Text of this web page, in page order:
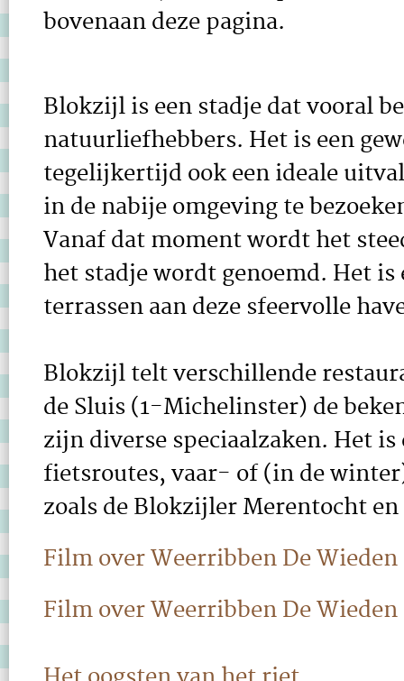
bovenaan deze pagina.
Blokzijl is een stadje dat vooral
natuurliefhebbers. Het is een
tegelijkertijd ook een ideale
in de nabije omgeving te
Vanaf dat moment wordt het
het stadje wordt genoemd. Het is
terrassen aan deze sfeervolle
Blokzijl telt verschillende
de Sluis (1-Michelinster) de
zijn diverse speciaalzaken. Het
fietsroutes, vaar- of (in de
zoals de Blokzijler Merentocht
Film over Weerribben De Wieden
Film over Weerribben De Wieden